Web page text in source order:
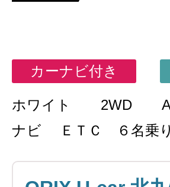
カーナビ付き
ホワイト 2WD
ナビ ＥＴＣ ６名乗